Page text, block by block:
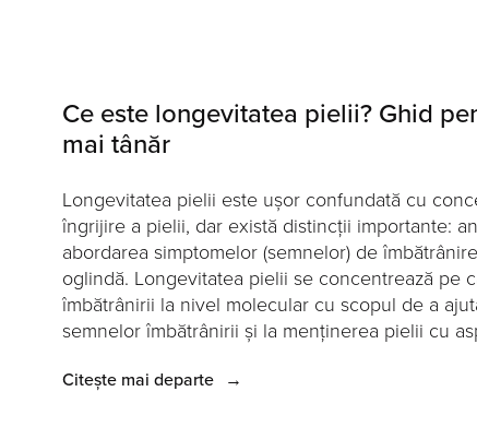
Ce este longevitatea pielii? Ghid
mai tânăr
Longevitatea pielii este ușor confundată cu
îngrijire a pielii, dar există distincții importante:
abordarea simptomelor (semnelor) de
oglindă. Longevitatea pielii se concentrează pe
îmbătrânirii la nivel molecular cu scopul de a
semnelor îmbătrânirii și la menținerea pielii cu
Citește mai departe →